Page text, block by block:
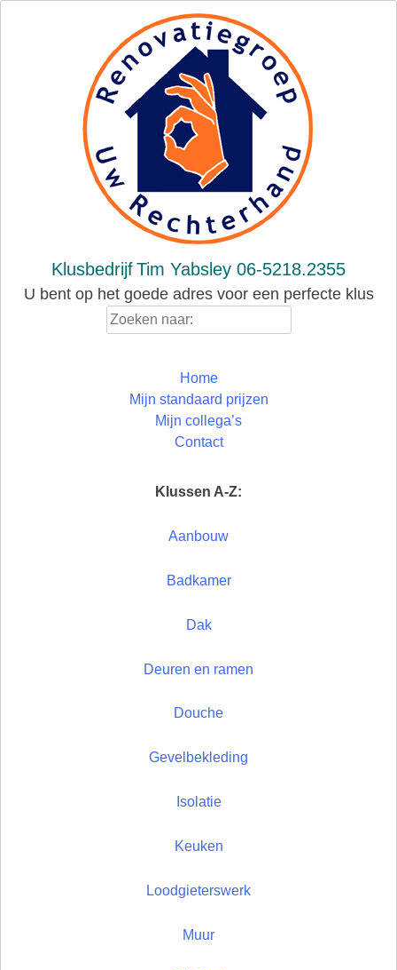
KlusbedrijfTim Yabsley 06-5218.2355
U bent op het goede adres voor een perfecte klus
Home
Mijn standaard prijzen
Mijn collega’s
Contact
Klussen A-Z:
Aanbouw
Badkamer
Dak
Deuren en ramen
Douche
Gevelbekleding
Isolatie
Keuken
Loodgieterswerk
Muur